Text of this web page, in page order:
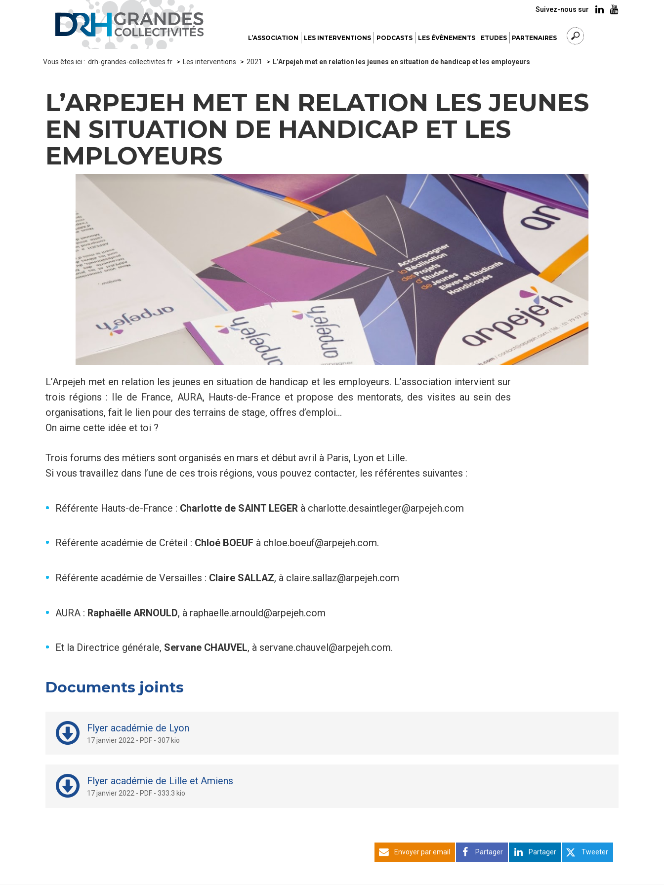
L’ASSOCIATION LES INTERVENTIONS PODCASTS LES ÉVÈNEMENTS ETUDES PARTENAIRES
Suivez-nous sur
Vous êtes ici : drh-grandes-collectivites.fr Les interventions 2021 L’Arpejeh met en relation les jeunes en situation de handicap et les employeurs
L’ARPEJEH MET EN RELATION LES JEUNES
EN SITUATION DE HANDICAP ET LES
EMPLOYEURS
L’Arpejeh met en relation les jeunes en situation de handicap et les employeurs. L’association intervient sur
trois régions : Ile de France, AURA, Hauts-de-France et propose des mentorats, des visites au sein des
organisations, fait le lien pour des terrains de stage, offres d’emploi...
On aime cette idée et toi ?
Trois forums des métiers sont organisés en mars et début avril à Paris, Lyon et Lille.
Si vous travaillez dans l’une de ces trois régions, vous pouvez contacter, les référentes suivantes :
Référente Hauts-de-France : Charlotte de SAINT LEGERà charlotte.desaintleger@arpejeh.com
Référente académie de Créteil : Chloé BOEUF à chloe.boeuf@arpejeh.com.
Référente académie de Versailles : Claire SALLAZ, à claire.sallaz@arpejeh.com
AURA : Raphaëlle ARNOULD, à raphaelle.arnould@arpejeh.com
Et la Directrice générale, Servane CHAUVEL, à servane.chauvel@arpejeh.com.
Documents joints
Flyer académie de Lyon
17 janvier 2022 - PDF - 307 kio
Flyer académie de Lille et Amiens
17 janvier 2022 - PDF - 333.3 kio
Envoyer par email Partager Partager Tweeter
Panneau de gestion des cookies